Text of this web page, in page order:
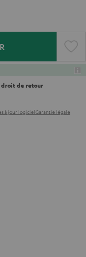
droit de retour
à jour logicielGarantie légale